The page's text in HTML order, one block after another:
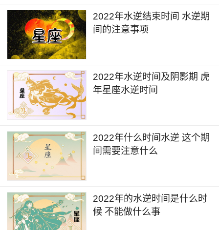
2022年水逆结束时间 水逆期
间的注意事项
2022年水逆时间及阴影期 虎
年星座水逆时间
2022年什么时间水逆 这个期
间需要注意什么
2022年的水逆时间是什么时
候 不能做什么事